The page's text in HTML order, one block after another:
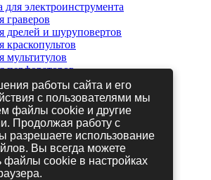
для электроинструмента
граверов
дрелей и шуруповертов
краскопультов
мультитулов
перфораторов
сабельных пил
строительных фенов
фрезеров
шлифовальных машин
электрических лобзиков
электрических ножниц
электрических пил
электрических рубанков
работы сайта и его
с пользователями мы
файлы cookie и другие
Продолжая работу с
разрешаете использование
Вы всегда можете
файлы cookie в настройках